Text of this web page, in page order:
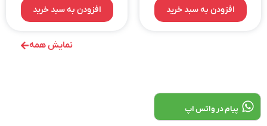
نمایش همه
افزودن به سبد خرید افزودن به سبد خرید
پیام در واتس اپ